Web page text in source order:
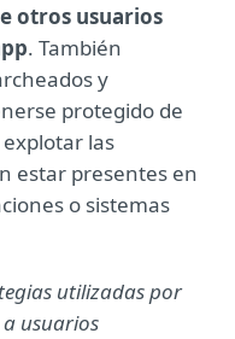
otros usuarios
. También
y
protegido de
las
estar presentes en
o sistemas
utilizadas por
usuarios